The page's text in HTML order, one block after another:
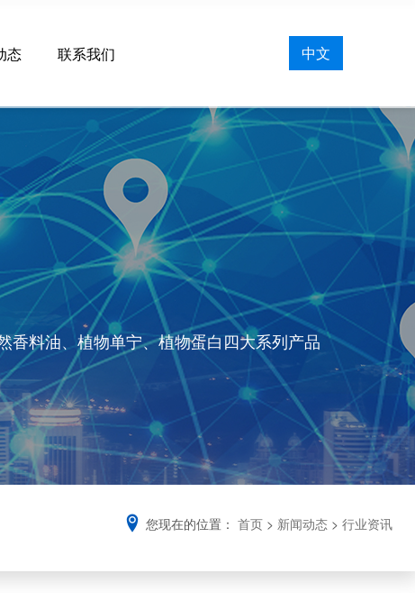
态 联系我们 中文
香料油、植物单宁、植物蛋白四大系列产品
您现在的位置： 首页> 新闻动态> 行业资讯